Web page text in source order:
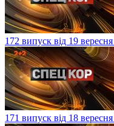
172 випуск від 19
171 випуск від 18